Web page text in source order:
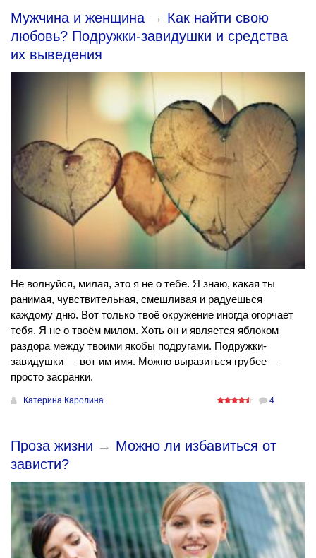
Мужчина и женщина → Как найти свою
любовь? Подружки-завидушки и средства
их выведения
Не волнуйся, милая, это я не о тебе. Я знаю, какая ты
ранимая, чувствительная, смешливая и радуешься
каждому дню. Вот только твоё окружение иногда огорчает
тебя. Я не о твоём милом. Хоть он и является яблоком
раздора между твоими якобы подругами. Подружки-
завидушки — вот им имя. Можно выразиться грубее —
просто засранки.
Катерина Каролина 4
Проза жизни → Можно ли избавиться от
зависти?